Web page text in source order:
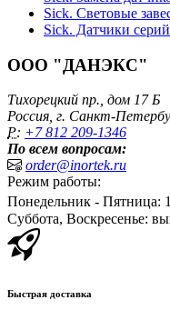
Sick. Световые
Sick. Датчики
ООО "ДАНЭКС"
Тихорецкий пр., дом 17 Б
Россия, г. Санкт-
P: +7 812 209-1346
По всем вопросам:
order@inortek.ru
Режим работы:
Понедельник - Пятница:
Суббота, Воскресенье:
Быстрая доставка